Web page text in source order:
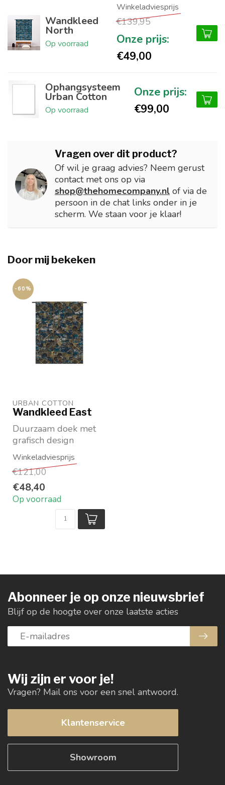
Wandkleed
North
Op voorraad
€139,95
€49,00
Ophangsysteem
Urban Cotton
Op voorraad €99,00
Vragen over dit product?
Of wil je graag advies? Neem gerust
contact met ons op via
shop@thehomecompany.nl of via de
persoon in de chat links onder in je
scherm. We staan voor je klaar!
Door mij bekeken
-60%
URBAN COTTON
Wandkleed East
Duurzaam doek met
grafisch design
Materiaal: 100%
organisch katoen
Ontwerp: Ur...
€121,00
€48,40
Op voorraad
Wij zijn er voor je!
Vragen? Mail ons voor een snel antwoord.
Klantenservice
Showroom
Abonneer je op onze nieuwsbrief
Blijf op de hoogte over onze laatste acties